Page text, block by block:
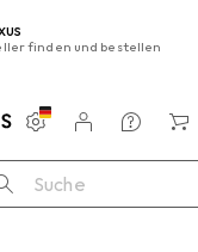
finden und bestellen
Einstellungen
Kundenkonto
Vergleichslisten
Merklisten
Warenkorb